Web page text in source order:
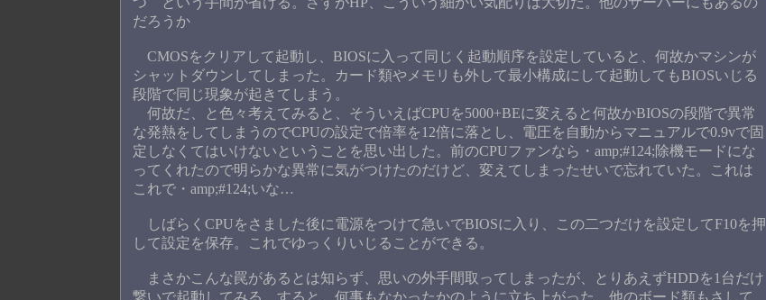
だろうか
CMOSをクリアして起動し、BIOSに入って同じく起動順序を設定していると、何故かマシンが
シャットダウンしてしまった。カード類やメモリも外して最小構成にして起動してもBIOSいじる
段階で同じ現象が起きてしまう。
何故だ、と色々考えてみると、そういえばCPUを5000+BEに変えると何故かBIOSの段階で異常
な発熱をしてしまうのでCPUの設定で倍率を12倍に落とし、電圧を自動からマニュアルで0.9vで固
定しなくてはいけないということを思い出した。前のCPUファンなら・amp;#124;除機モードにな
ってくれたので明らかな異常に気がつけたのだけど、変えてしまったせいで忘れていた。これは
これで・amp;#124;いな…
しばらくCPUをさました後に電源をつけて急いでBIOSに入り、この二つだけを設定してF10を押
して設定を保存。これでゆっくりいじることができる。
まさかこんな罠があるとは知らず、思いの外手間取ってしまったが、とりあえずHDDを1台だけ
繋いで起動してみる。すると、何事もなかったかのように立ち上がった。他のボード類もさして